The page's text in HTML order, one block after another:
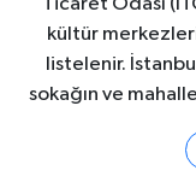
Ticaret Odası
kültür
listelenir.
sokağın ve